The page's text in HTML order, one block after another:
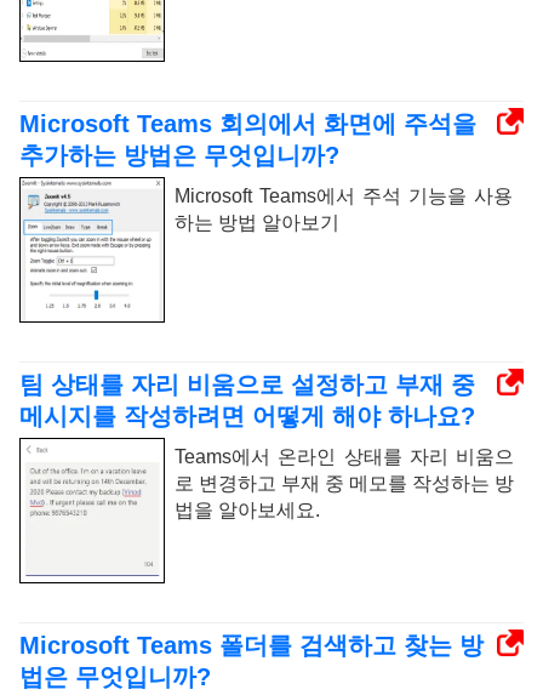
Microsoft Teams 회의에서 화면에 주석을
추가하는 방법은 무엇입니까?
Microsoft Teams에서 주석 기능을 사용
하는 방법 알아보기
팀 상태를 자리 비움으로 설정하고 부재 중
메시지를 작성하려면 어떻게 해야 하나요?
Teams에서 온라인 상태를 자리 비움으
로 변경하고 부재 중 메모를 작성하는 방
법을 알아보세요.
Microsoft Teams 폴더를 검색하고 찾는 방
법은 무엇입니까?